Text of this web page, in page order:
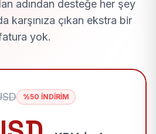
adından desteğe her şey
karşınıza çıkan ekstra bir
yok.
%50 İNDİRİM